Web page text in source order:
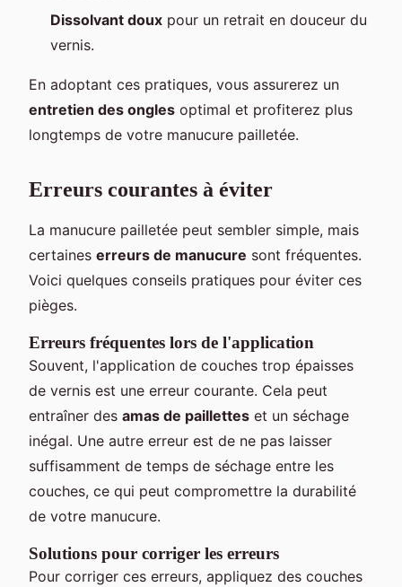
Dissolvant doux pour un retrait en douceur du
vernis.
En adoptant ces pratiques, vous assurerez un
entretien des ongles optimal et profiterez plus
longtemps de votre manucure pailletée.
Erreurs courantes à éviter
La manucure pailletée peut sembler simple, mais
certaines erreurs de manucure sont fréquentes.
Voici quelques conseils pratiques pour éviter ces
pièges.
Erreurs fréquentes lors de l'application
Souvent, l'application de couches trop épaisses
de vernis est une erreur courante. Cela peut
entraîner des amas de paillettes et un séchage
inégal. Une autre erreur est de ne pas laisser
suffisamment de temps de séchage entre les
couches, ce qui peut compromettre la durabilité
de votre manucure.
Solutions pour corriger les erreurs
Pour corriger ces erreurs, appliquez des couches